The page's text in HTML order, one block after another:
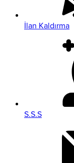
İlan Kaldırma
S.S.S